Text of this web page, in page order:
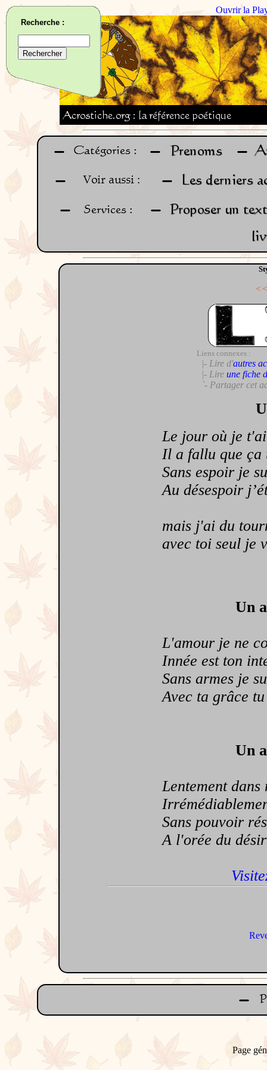
Ouvrir la
Liens connexes :
|- Lire d'autres
|- Lire une fiche
`- Partager cet
Le jour où je t'ai
Il a fallu que ça
Sans espoir je
Au désespoir
mais j'ai du
avec toi seul je
Un
L'amour je ne
Innée est ton
Sans armes je
Avec ta grâce tu
Un
Lentement dans
Sans pouvoir
A l'orée du désir
Recherche :
Page